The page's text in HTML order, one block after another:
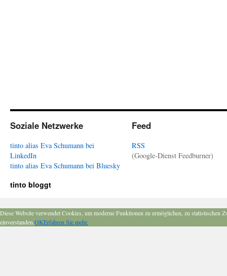
Soziale Netzwerke
tinto alias Eva Schumann bei
LinkedIn
tinto alias Eva Schumann bei Bluesky
Feed
RSS
(Google-Dienst Feedburner)
tinto bloggt
Diese Website verwendet Cookies, um moderne Funktionen zu ermöglichen, zu
einverstanden.OKErfahren Sie mehr.